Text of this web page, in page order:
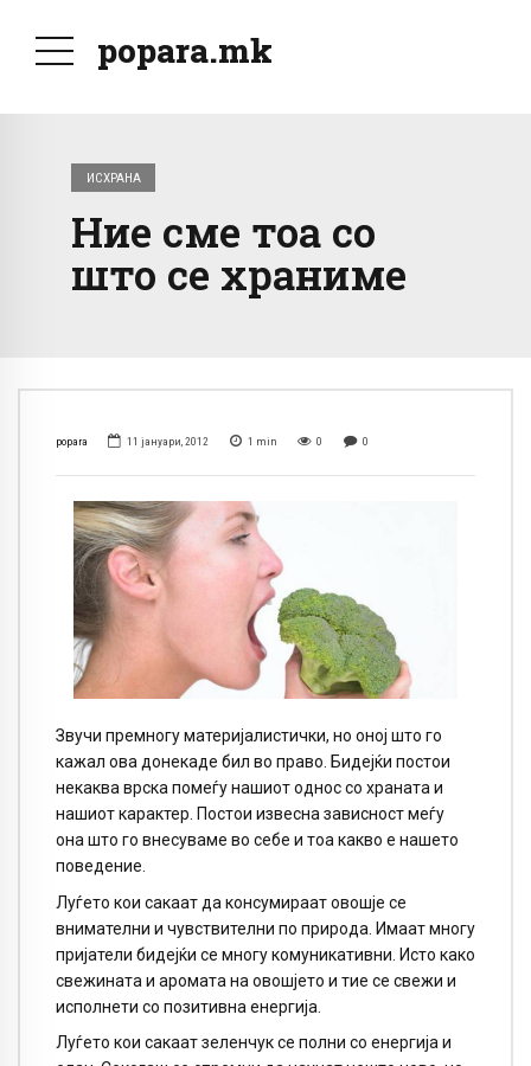
popara.mk
ИСХРАНА
Ние сме тоа со
што се храниме
popara 11 јануари, 2012 1 min 0 0
Звучи премногу материјалистички, но оној што го
кажал ова донекаде бил во право. Бидејќи постои
некаква врска помеѓу нашиот однос со храната и
нашиот карактер. Постои извесна зависност меѓу
она што го внесуваме во себе и тоа какво е нашето
поведение.
Луѓето кои сакаат да консумираат овошје се
внимателни и чувствителни по природа. Имаат многу
пријатели бидејќи се многу комуникативни. Исто како
свежината и аромата на овошјето и тие се свежи и
исполнети со позитивна енергија.
Луѓето кои сакаат зеленчук се полни со енергија и